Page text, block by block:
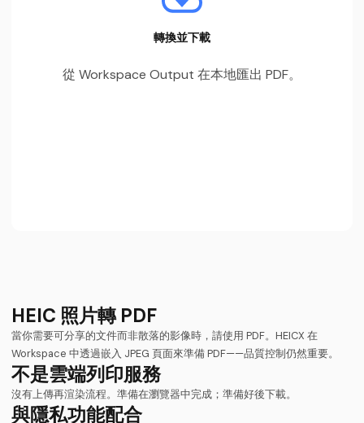
轉換並下載
從 Workspace Output 在本地匯出 PDF。
HEIC 照片轉 PDF
當你需要可分享的文件而非散落的影像時，請使用 PDF。HEICX 在
Workspace 中透過嵌入 JPEG 頁面來準備 PDF——品質控制仍然重要。
不是雲端列印服務
沒有上傳再渲染流程。準備在瀏覽器中完成；準備好後下載。
與隱私功能配合